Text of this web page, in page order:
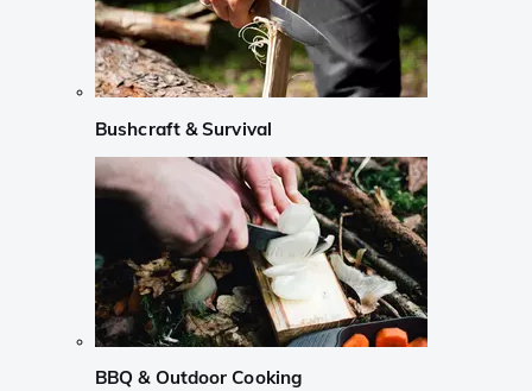
Bushcraft & Survival
BBQ & Outdoor Cooking